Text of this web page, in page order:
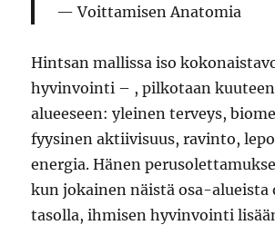
Voittamisen Anatomia
Hintsan mallissa iso
hyvinvointi – , pilkotaan
alueeseen: yleinen terveys,
fyysinen aktiivisuus, ravinto,
energia. Hänen
kun jokainen näistä osa-
tasolla, ihmisen hyvinvointi